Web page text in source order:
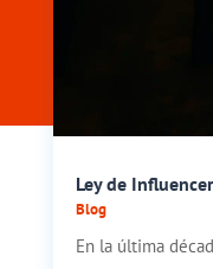
Ley de
Blog
En la última